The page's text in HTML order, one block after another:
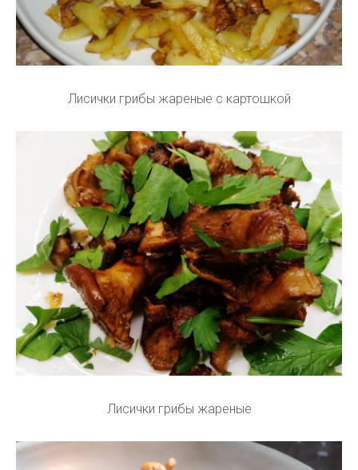
Лисички грибы жареные с картошкой
Лисички грибы жареные